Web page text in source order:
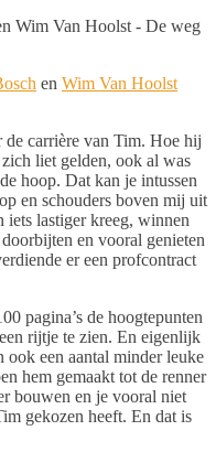
en Wim Van Hoolst
de carrière van Tim. Hoe hij
liet gelden, ook al was
hoop. Dat kan je intussen
en schouders boven mij uit
iets lastiger kreeg, winnen
en vooral genieten
er een profcontract
pagina’s de hoogtepunten
rijtje te zien. En eigenlijk
ook een aantal minder leuke
hem gemaakt tot de renner
bouwen en je vooral niet
gekozen heeft. En dat is